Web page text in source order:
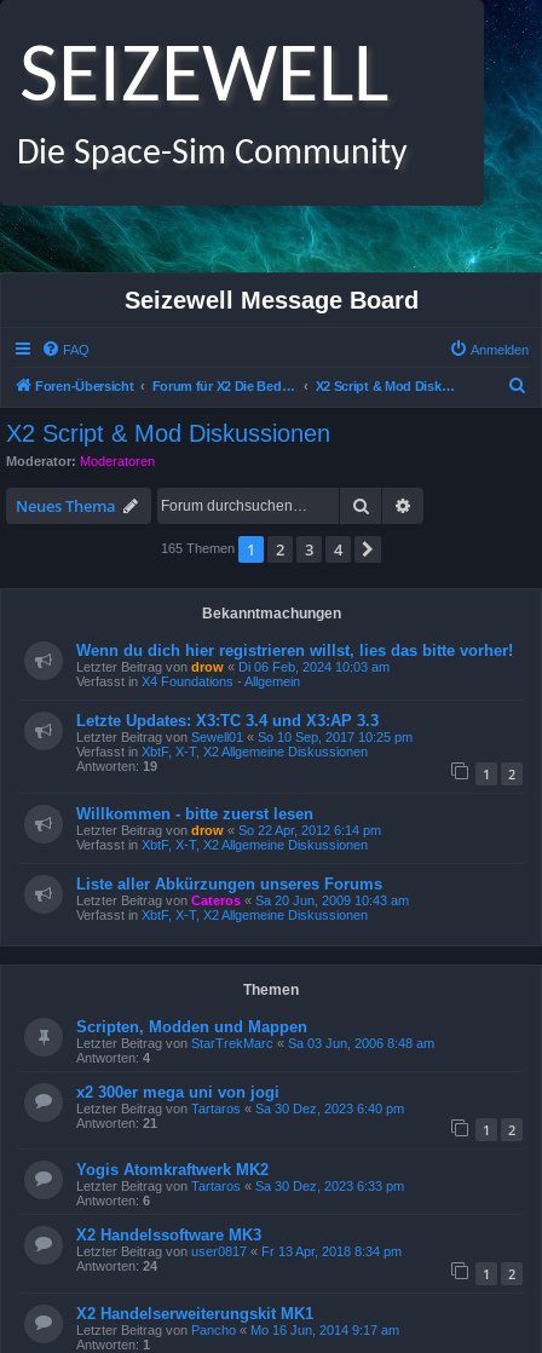
SEIZEWELL
Die Space-Sim Community
Seizewell Message Board
FAQ Anmelden
Foren-Übersicht Forum für X2 Die Bedrohung, X Beyond the Frontier und X-Tension X2 Script & Mod Diskussionen
X2 Script & Mod Diskussionen
Moderator: Moderatoren
Neues Thema Suche
165 Themen 1 2 3 4
Bekanntmachungen
Wenn du dich hier registrieren willst, lies das bitte vorher!
Letzter Beitrag von drow « Di 06 Feb, 2024 10:03 am
Verfasst in X4 Foundations - Allgemein
Letzte Updates: X3:TC 3.4 und X3:AP 3.3
Letzter Beitrag von Sewell01 « So 10 Sep, 2017 10:25 pm
Verfasst in XbtF, X-T, X2 Allgemeine Diskussionen
Antworten: 19 1 2
Willkommen - bitte zuerst lesen
Letzter Beitrag von drow « So 22 Apr, 2012 6:14 pm
Verfasst in XbtF, X-T, X2 Allgemeine Diskussionen
Liste aller Abkürzungen unseres Forums
Letzter Beitrag von Cateros « Sa 20 Jun, 2009 10:43 am
Verfasst in XbtF, X-T, X2 Allgemeine Diskussionen
Themen
Scripten, Modden und Mappen
Letzter Beitrag von StarTrekMarc « Sa 03 Jun, 2006 8:48 am
Antworten: 4
x2 300er mega uni von jogi
Letzter Beitrag von Tartaros « Sa 30 Dez, 2023 6:40 pm
Antworten: 21 1 2
Yogis Atomkraftwerk MK2
Letzter Beitrag von Tartaros « Sa 30 Dez, 2023 6:33 pm
Antworten: 6
X2 Handelssoftware MK3
Letzter Beitrag von user0817 « Fr 13 Apr, 2018 8:34 pm
Antworten: 24 1 2
X2 Handelserweiterungskit MK1
Letzter Beitrag von Pancho « Mo 16 Jun, 2014 9:17 am
Antworten: 1